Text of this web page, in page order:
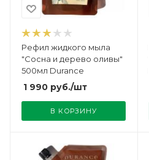
Рефил жидкого мыла
"Сосна и дерево оливы"
500мл Durance
1 990 руб./шт
В КОРЗИНУ